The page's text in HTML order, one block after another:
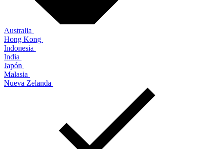
Australia
Hong Kong
Indonesia
India
Japón
Malasia
Nueva Zelanda